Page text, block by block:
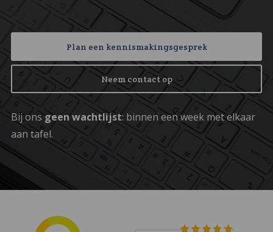
Plan een kennismakingsgesprek
Neem contact op
Bij ons geen wachtlijst: binnen een week met elkaar
aan tafel.